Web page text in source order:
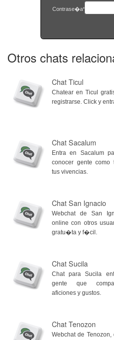
Contrase�a*
Otros chats
Chat Ticul
Chatear en Ticul
registrarse. Click y
Chat Sacalum
Entra en Sacalum
conocer gente como
tus vivencias.
Chat San Ignacio
Webchat de San
online con otros
gratu�ta y f�cil.
Chat Sucila
Chat para Sucila
gente que
aficiones y gustos.
Chat Tenozon
Webchat de Tenozon,